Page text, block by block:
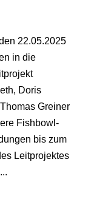
22.05.2025
in die
Doris
Greiner
Fishbowl-
bis zum
Leitprojektes